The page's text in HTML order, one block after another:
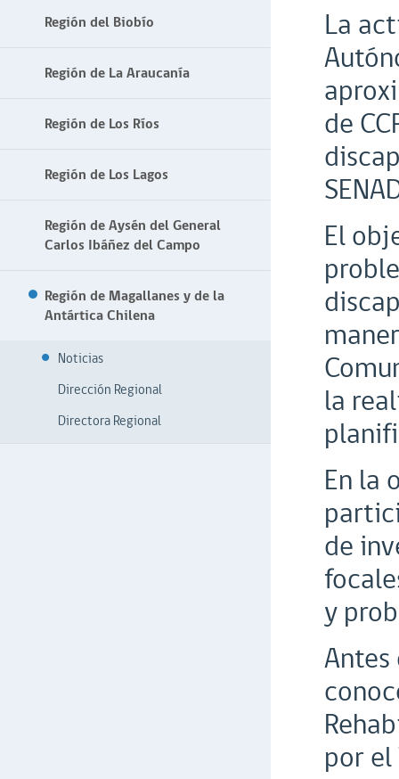
Región del Biobío
Región de La Araucanía
Región de Los Ríos
Región de Los Lagos
Región de Aysén del General
Carlos Ibáñez del Campo
Región de Magallanes y de la
Antártica Chilena
Noticias
Dirección Regional
Directora Regional
La
de
El
la
En la
de
y
por el